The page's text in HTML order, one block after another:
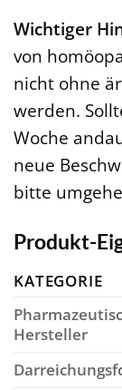
Wichtiger
von
nicht ohne
werden.
Woche
neue
bitte
Produkt-
KATEGORIE
Hersteller